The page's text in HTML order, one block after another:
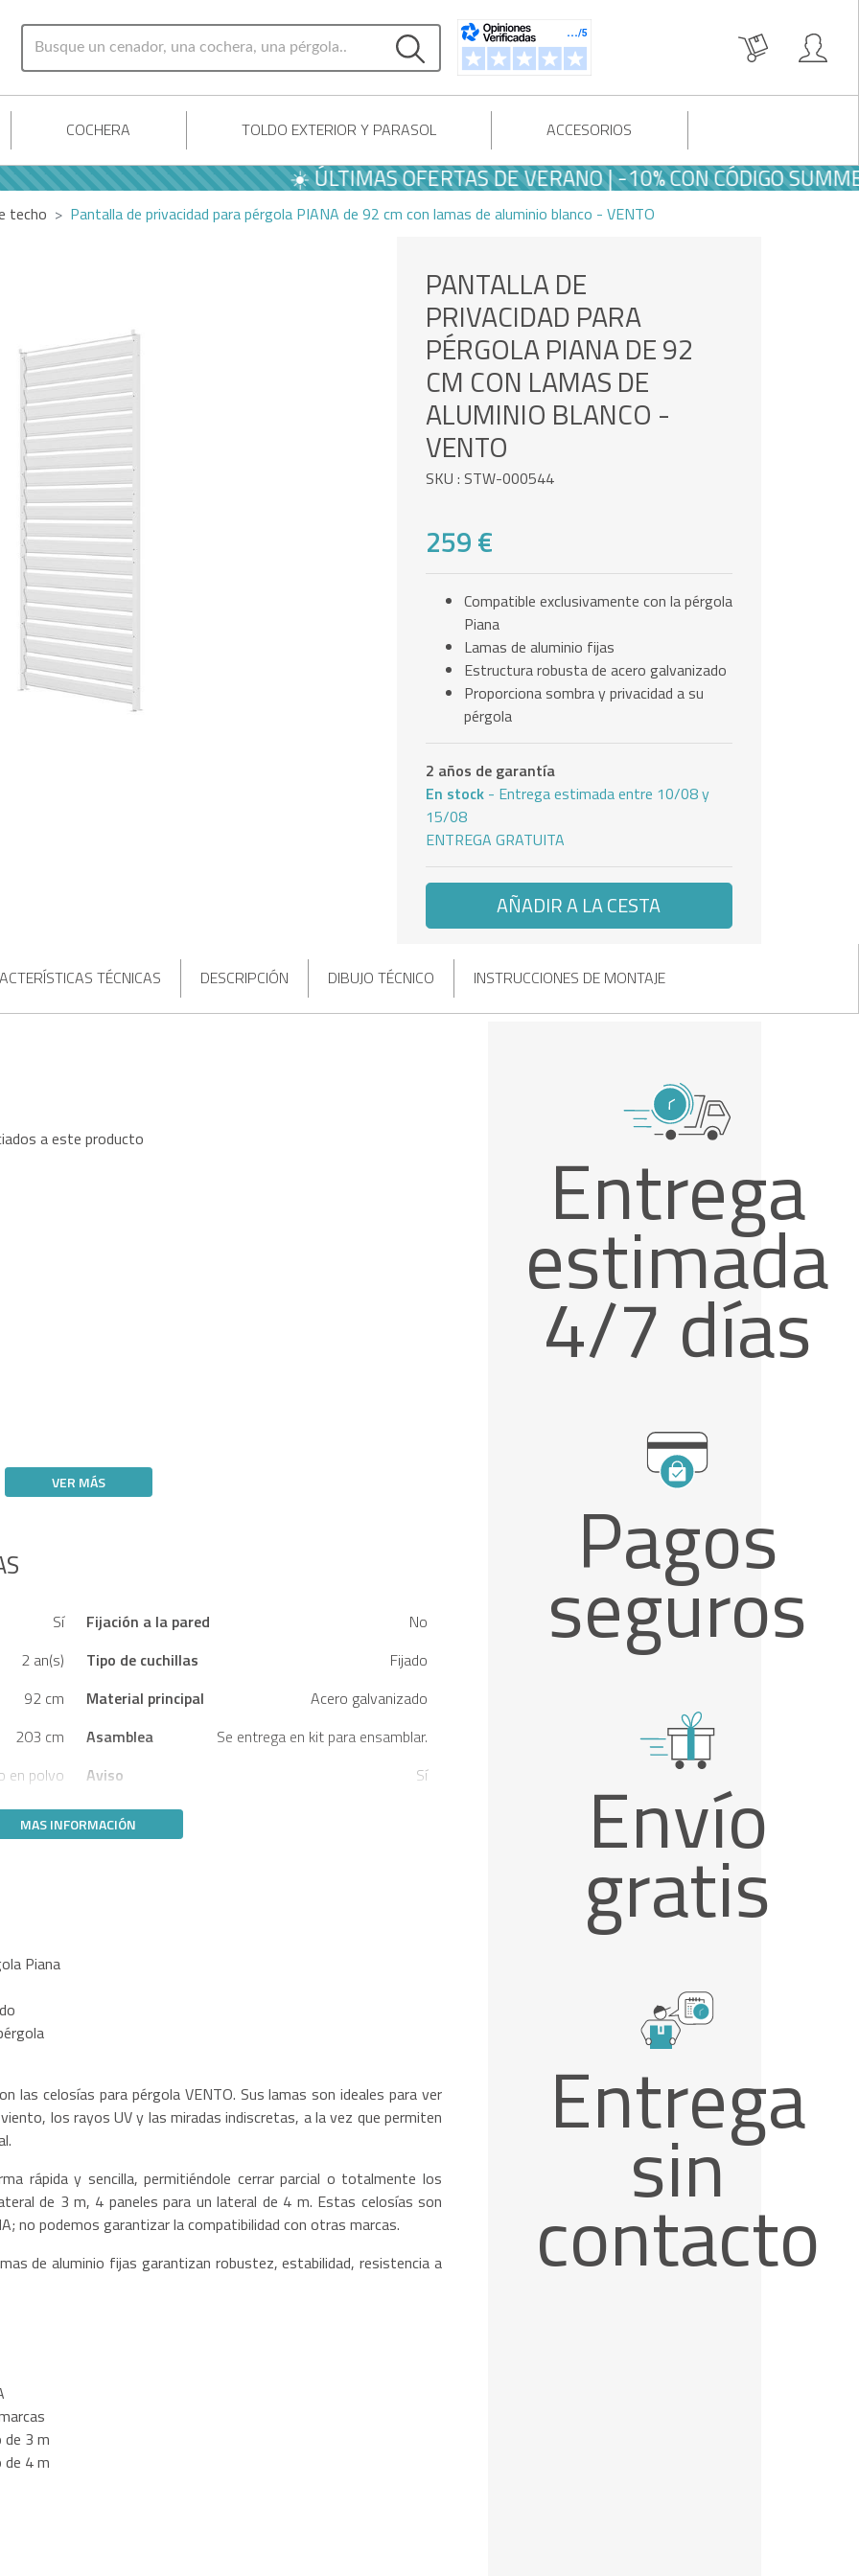
COCHERA TOLDO EXTERIOR Y PARASOL ACCESORIOS
☀️ ÚLTIMAS OFERTAS DE VERANO | -10% CON CÓDIGO SUMMER10
techo Pantalla de privacidad para pérgola PIANA de 92 cm con lamas de aluminio blanco - VENTO
PANTALLA DE
PRIVACIDAD PARA
PÉRGOLA PIANA DE 92
CM CON LAMAS DE
ALUMINIO BLANCO -
VENTO
SKU : STW-000544
259 €
Compatible exclusivamente con la pérgola
Piana
Lamas de aluminio fijas
Estructura robusta de acero galvanizado
Proporciona sombra y privacidad a su
pérgola
2 años de garantía
En stock - Entrega estimada entre 10/08 y
15/08
ENTREGA GRATUITA
AÑADIR A LA CESTA
TÉCNICAS DESCRIPCIÓN DIBUJO TÉCNICO INSTRUCCIONES DE MONTAJE
a este producto
VER MÁS
Sí Fijación a la pared
No
2 an(s) Tipo de cuchillas
Fijado
92 cm Material principal
Acero galvanizado
203 cm Asamblea
Se entrega en kit para ensamblar.
en polvo Aviso Sí
MAS INFORMACIÓN
Piana
las celosías para pérgola VENTO. Sus lamas son ideales para ver
los rayos UV y las miradas indiscretas, a la vez que permiten
rápida y sencilla, permitiéndole cerrar parcial o totalmente los
de 3 m, 4 paneles para un lateral de 4 m. Estas celosías son
no podemos garantizar la compatibilidad con otras marcas.
de aluminio fijas garantizan robustez, estabilidad, resistencia a
de 3 m
de 4 m
Entrega
estimada
4/7 días
Pagos
seguros
Envío
gratis
Entrega
sin
contacto